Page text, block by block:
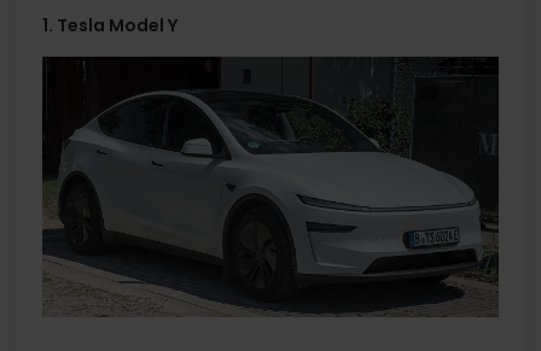
1. Tesla Model Y